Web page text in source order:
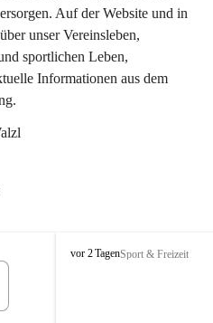
Auf der Website und in
unser Vereinsleben,
sportlichen Leben,
Informationen aus dem
S
vor 2 TagenSport & Freizeit